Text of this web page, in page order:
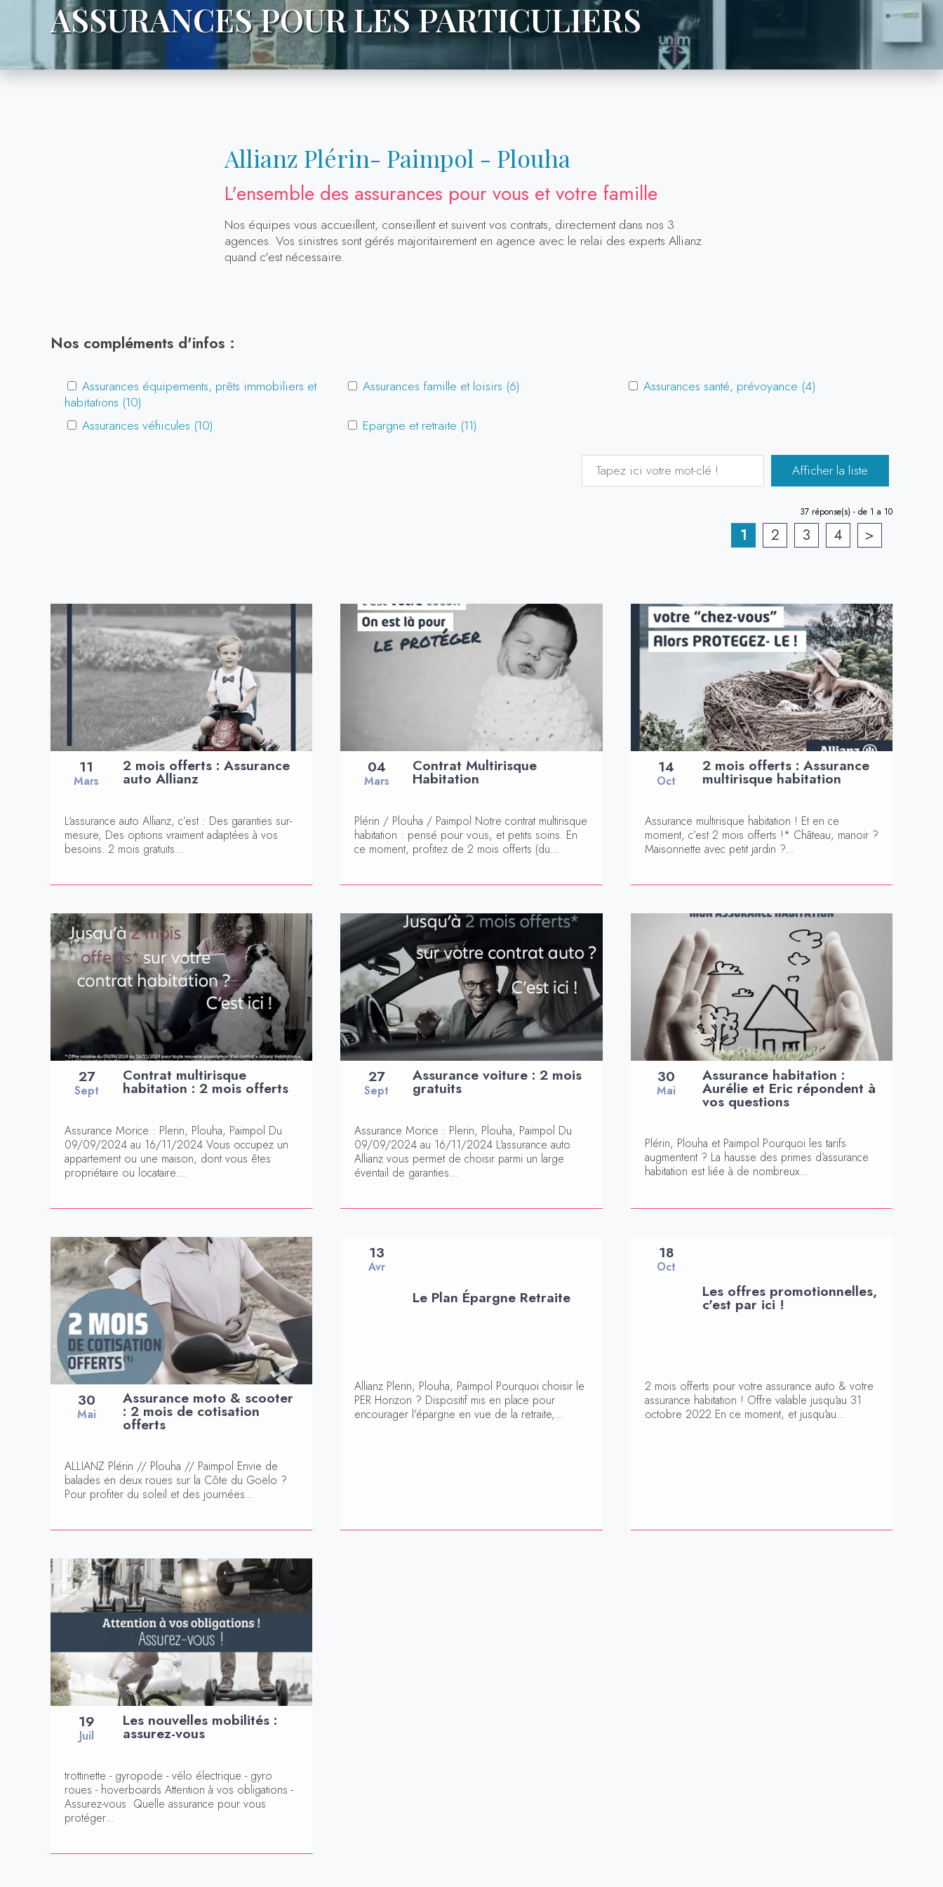
ASSURANCES POUR LES PARTICULIERS
Allianz Plérin- Paimpol - Plouha
L'ensemble des assurances pour vous et votre famille
Nos équipes vous accueillent, conseillent et suivent vos contrats, directement dans nos 3
agences. Vos sinistres sont gérés majoritairement en agence avec le relai des experts Allianz
quand c'est nécessaire.
Nos compléments d'infos :
Assurances équipements, prêts immobiliers et
habitations (10)
Assurances famille et loisirs (6) Assurances santé, prévoyance (4)
Assurances véhicules (10) Epargne et retraite (11)
37 réponse(s) - de 1 a 10
1 2 3 4 >
11
Mars
2 mois offerts : Assurance
auto Allianz
L’assurance auto Allianz, c’est : Des garanties sur-
mesure, Des options vraiment adaptées à vos
besoins. 2 mois gratuits...
04
Mars
Contrat Multirisque
Habitation
Plérin / Plouha / Paimpol Notre contrat multirisque
habitation : pensé pour vous, et petits soins. En
ce moment, profitez de 2 mois offerts (du...
14
Oct
2 mois offerts : Assurance
multirisque habitation
Assurance multirisque habitation ! Et en ce
moment, c’est 2 mois offerts !* Château, manoir ?
Maisonnette avec petit jardin ?...
27
Sept
Contrat multirisque
habitation : 2 mois offerts
Assurance Morice : Plerin, Plouha, Paimpol Du
09/09/2024 au 16/11/2024 Vous occupez un
appartement ou une maison, dont vous êtes
propriétaire ou locataire....
27
Sept
Assurance voiture : 2 mois
gratuits
Assurance Morice : Plerin, Plouha, Paimpol Du
09/09/2024 au 16/11/2024 L'assurance auto
Allianz vous permet de choisir parmi un large
éventail de garanties...
30
Mai
Assurance habitation :
Aurélie et Eric répondent à
vos questions
Plérin, Plouha et Paimpol Pourquoi les tarifs
augmentent ? La hausse des primes d’assurance
habitation est liée à de nombreux...
30
Mai
Assurance moto & scooter
: 2 mois de cotisation
offerts
ALLIANZ Plérin // Plouha // Paimpol Envie de
balades en deux roues sur la Côte du Goëlo ?
Pour profiter du soleil et des journées...
13
Avr
Le Plan Épargne Retraite
Allianz Plerin, Plouha, Paimpol Pourquoi choisir le
PER Horizon ? Dispositif mis en place pour
encourager l'épargne en vue de la retraite,...
18
Oct
Les offres promotionnelles,
c'est par ici !
2 mois offerts pour votre assurance auto & votre
assurance habitation ! Offre valable jusqu'au 31
octobre 2022 En ce moment, et jusqu'au...
19
Juil
Les nouvelles mobilités :
assurez-vous
trottinette - gyropode - vélo électrique - gyro
roues - hoverboards Attention à vos obligations -
Assurez-vous Quelle assurance pour vous
protéger...